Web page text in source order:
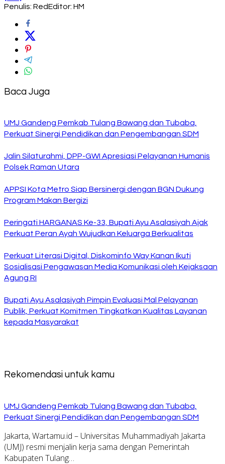
Penulis: RedEditor: HM
Baca Juga
UMJ Gandeng Pemkab Tulang Bawang dan Tubaba,
Perkuat Sinergi Pendidikan dan Pengembangan SDM
Jalin Silaturahmi, DPP-GWI Apresiasi Pelayanan Humanis
Polsek Raman Utara
APPSI Kota Metro Siap Bersinergi dengan BGN Dukung
Program Makan Bergizi
Peringati HARGANAS Ke-33, Bupati Ayu Asalasiyah Ajak
Perkuat Peran Ayah Wujudkan Keluarga Berkualitas
Perkuat Literasi Digital, Diskominfo Way Kanan Ikuti
Sosialisasi Pengawasan Media Komunikasi oleh Kejaksaan
Agung RI
Bupati Ayu Asalasiyah Pimpin Evaluasi Mal Pelayanan
Publik, Perkuat Komitmen Tingkatkan Kualitas Layanan
kepada Masyarakat
Rekomendasi untuk kamu
UMJ Gandeng Pemkab Tulang Bawang dan Tubaba,
Perkuat Sinergi Pendidikan dan Pengembangan SDM
Jakarta, Wartamu.id – Universitas Muhammadiyah Jakarta
(UMJ) resmi menjalin kerja sama dengan Pemerintah
Kabupaten Tulang…